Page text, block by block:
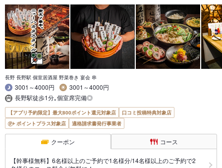
長野 長野駅 個室居酒屋 野菜巻き 宴会 串
3001～4000円
3001～4000円
長野駅徒歩1分｡個室席完備◎
【アプリ予約限定】最大800ポイント還元対象店
口コミ投稿特典対象店
ポイントプラス対象店
適格請求書発行事業者
クーポン コース
【幹事様無料】6名様以上のご予約で1名様分/14名様以上のご予約で2